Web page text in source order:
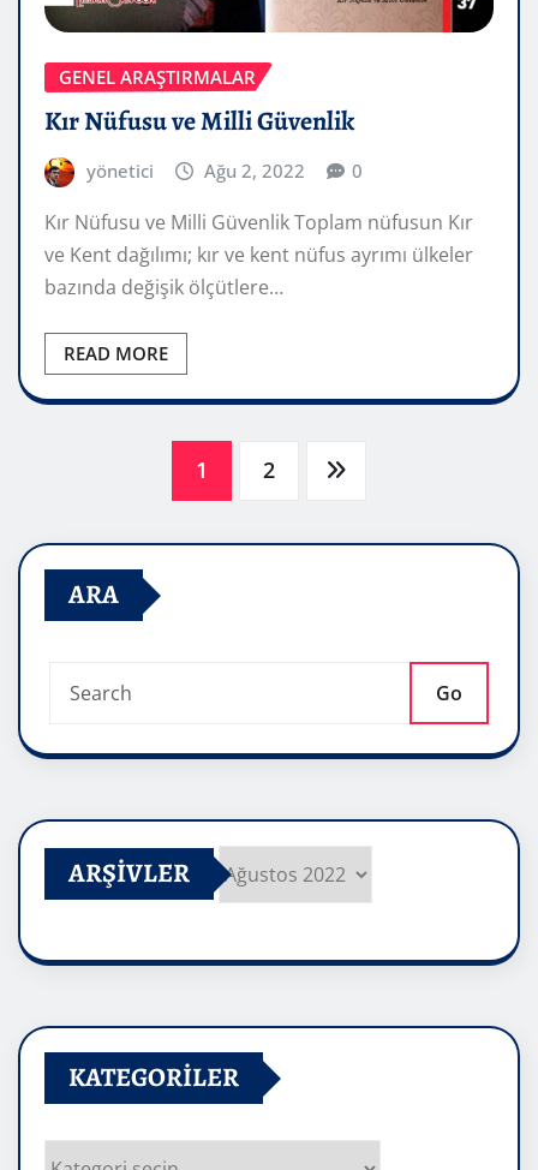
GENEL ARAŞTIRMALAR
Kır Nüfusu ve Milli Güvenlik
yönetici Ağu 2, 2022 0
Kır Nüfusu ve Milli Güvenlik Toplam nüfusun Kır
ve Kent dağılımı; kır ve kent nüfus ayrımı ülkeler
bazında değişik ölçütlere…
READ MORE
sayfalaması
1 2
ARA
Go
ARŞIVLER
KATEGORILER
Kategoriler